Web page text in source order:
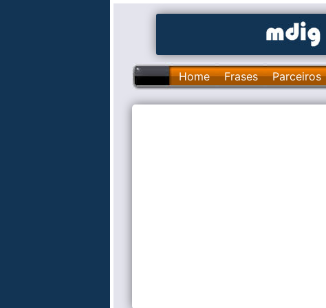
Home Frases Parceiros